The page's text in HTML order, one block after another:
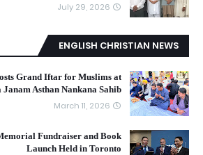
July 29, 2026
ENGLISH CHRISTIAN NEWS
Grand Iftar for Muslims at
Asthan Nankana Sahib
March 11, 2026
Fundraiser and Book
Launch Held in Toronto